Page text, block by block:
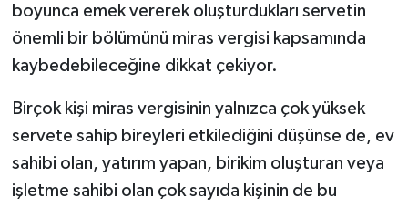
boyunca emek vererek oluşturdukları servetin
önemli bir bölümünü miras vergisi kapsamında
kaybedebileceğine dikkat çekiyor.
Birçok kişi miras vergisinin yalnızca çok yüksek
servete sahip bireyleri etkilediğini düşünse de, ev
sahibi olan, yatırım yapan, birikim oluşturan veya
işletme sahibi olan çok sayıda kişinin de bu